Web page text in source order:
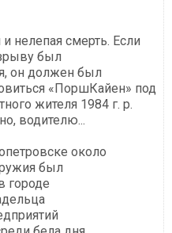
нелепая смерть. Если
был
он должен был
«ПоршКайен» под
жителя 1984 г. р.
водителю...
около
был
городе